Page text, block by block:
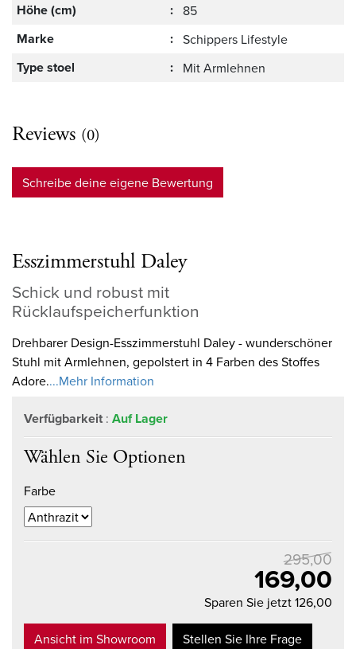
Höhe (cm) : 85
Marke : Schippers Lifestyle
Type stoel : Mit Armlehnen
Reviews (0)
Schreibe deine eigene Bewertung
Esszimmerstuhl Daley
Schick und robust mit
Rücklaufspeicherfunktion
Drehbarer Design-Esszimmerstuhl Daley - wunderschöner
Stuhl mit Armlehnen, gepolstert in 4 Farben des Stoffes
Adore....Mehr Information
Verfügbarkeit : Auf Lager
Wählen Sie Optionen
Farbe
295,00
169,00
Sparen Sie jetzt 126,00
Ansicht im Showroom Stellen Sie Ihre Frage